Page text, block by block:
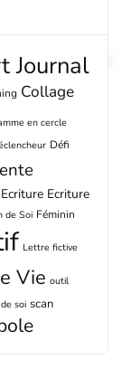
Journal
Collage
en cercle
Défi
Ecriture Ecriture
de Soi Féminin
Lettre fictive
Vie outil
soi scan